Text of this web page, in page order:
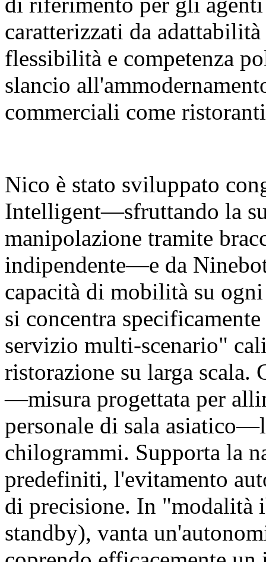
caratterizzati da
flessibilità e competenza
slancio
commerciali come
Nico è stato sviluppato
Intelligent—sfruttando la
manipolazione tramite
indipendente—e da
capacità di mobilità su
si concentra
servizio multi-scenario"
ristorazione su larga scala.
—misura progettata per
personale di sala
chilogrammi. Supporta la
predefiniti, l'evitamento
di precisione. In "modalità
standby), vanta